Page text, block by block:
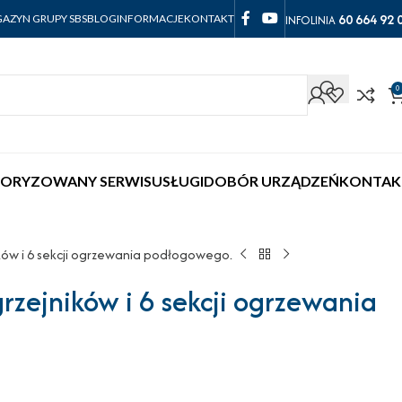
GRUPY SBSBLOGINFORMACJEKONTAKT INFOLINIA 60 664 92
0
SERWISUSŁUGIDOBÓR URZĄDZEŃ
i 6 sekcji ogrzewania podłogowego.
i 6 sekcji ogrzewania